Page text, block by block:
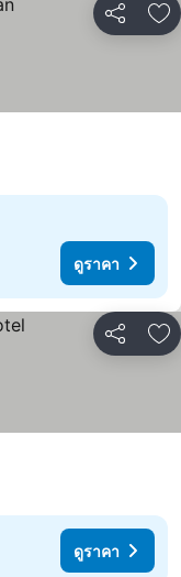
แชร์ เ
ดูราคา
แชร์ เ
ดูราคา